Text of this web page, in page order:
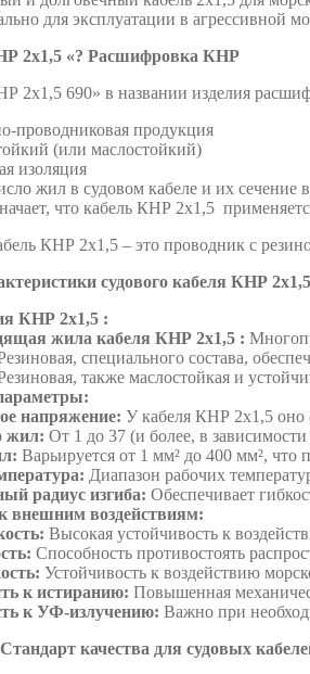
для эксплуатации в агрессивной
2х1,5 «? Расшифровка КНР
2х1,5 690» в названии изделия
проводниковая продукция
(или маслостойкий)
изоляция
жил в судовом кабеле и их сечение
что кабель КНР 2х1,5
КНР 2х1,5 – это проводник с
судового кабеля КНР 2х1,5
КНР 2х1,5 :
жила кабеля КНР 2х1,5 :
специального состава,
также маслостойкая и
напряжение: У кабеля КНР 2х1,5 оно
жил: От 1 до 37 (и более, в
Варьируется от 1 мм² до 400 мм², что
Диапазон рабочих
радиус изгиба: Обеспечивает
внешним воздействиям:
: Высокая устойчивость к
Способность противостоять
Устойчивость к воздействию
к истиранию: Повышенная
к УФ-излучению: Важно при
качества для судовых